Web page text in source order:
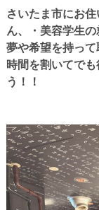
さいたま市にお
ん、・美容学生
夢や希望を持っ
時間を割いてで
う！！